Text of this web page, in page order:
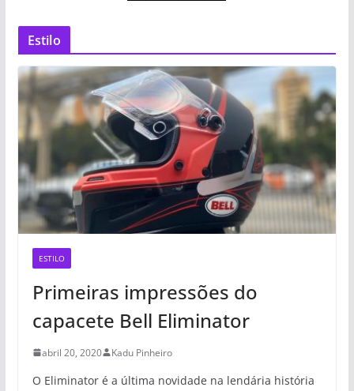
Estilo
ESTILO
Primeiras impressões do
capacete Bell Eliminator
abril 20, 2020 Kadu Pinheiro
O Eliminator é a última novidade na lendária história